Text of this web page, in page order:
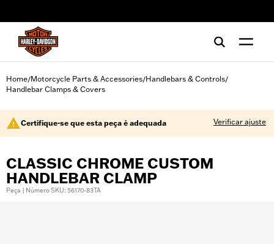
Home/Motorcycle Parts & Accessories/Handlebars & Controls/
Handlebar Clamps & Covers
Certifique-se que esta peça é adequada Verificar ajuste
CLASSIC CHROME CUSTOM
HANDLEBAR CLAMP
Peça | Número SKU: 56170-83TA